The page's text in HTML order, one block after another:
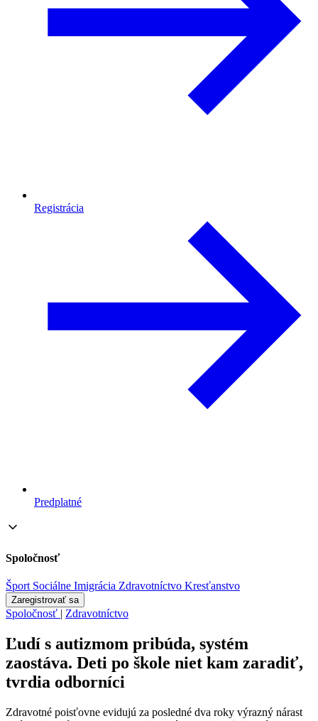
Registrácia
Predplatné
Spoločnosť
Šport Sociálne Imigrácia Zdravotníctvo Kresťanstvo
Zaregistrovať sa
Spoločnosť | Zdravotníctvo
Ľudí s autizmom pribúda, systém
zaostáva. Deti po škole niet kam zaradiť,
tvrdia odborníci
Zdravotné poisťovne evidujú za posledné dva roky výrazný nárast